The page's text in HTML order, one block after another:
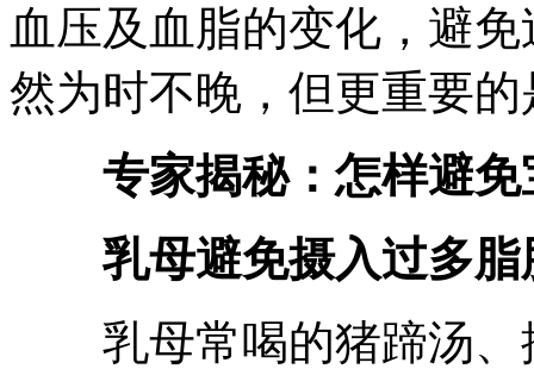
血压及血脂的变化，避
然为时不晚，但更重要
专家揭秘：怎样避
乳母避免摄入过多脂
乳母常喝的猪蹄汤、